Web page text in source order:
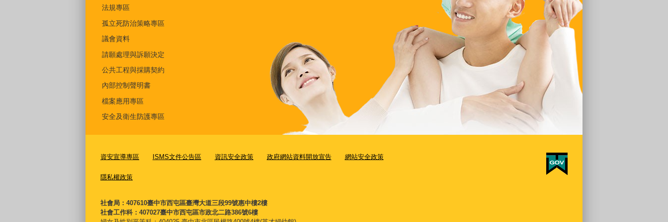
法規專區
孤立死防治策略專區
議會資料
請願處理與訴願決定
公共工程與採購契約
內部控制聲明書
檔案應用專區
安全及衛生防護專區
資安宣導專區 ISMS文件公告區 資訊安全政策 政府網站資料開放宣告 網站安全政策
隱私權政策
社會局：407610臺中市西屯區臺灣大道三段99號惠中樓2樓
社會工作科：407027臺中市西屯區市政北二路386號6樓